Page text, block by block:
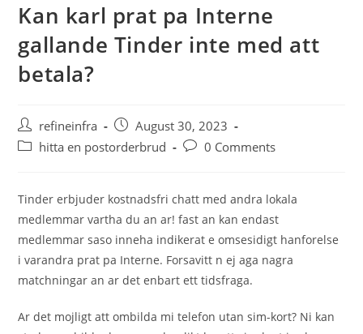
Kan karl prat pa Interne
gallande Tinder inte med att
betala?
Post
author:
refineinfra
Post
published:
August 30, 2023
Posthitta en postorderbrud
Post0 Comments
Tinder erbjuder kostnadsfri chatt med andra lokala
medlemmar vartha du an ar! fast an kan endast
medlemmar saso inneha indikerat e omsesidigt hanforelse
i varandra prat pa Interne. Forsavitt n ej aga nagra
matchningar an ar det enbart ett tidsfraga.
Ar det mojligt att ombilda mi telefon utan sim-kort? Ni kan